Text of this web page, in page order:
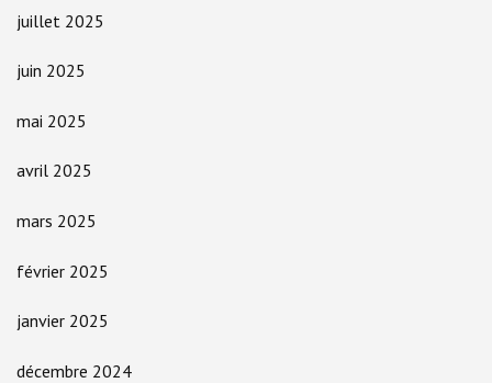
juillet 2025
juin 2025
mai 2025
avril 2025
mars 2025
février 2025
janvier 2025
décembre 2024